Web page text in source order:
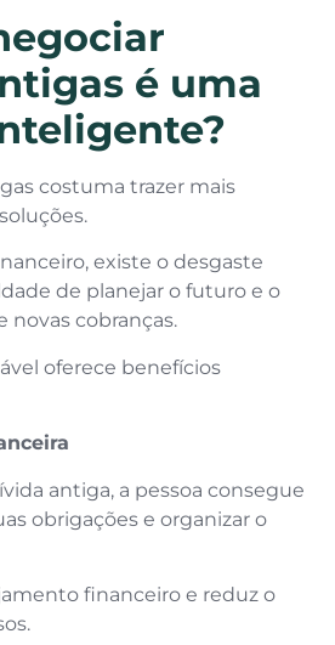
é uma
costuma trazer mais
existe o desgaste
de planejar o futuro e o
cobranças.
oferece benefícios
antiga, a pessoa consegue
obrigações e organizar o
financeiro e reduz o